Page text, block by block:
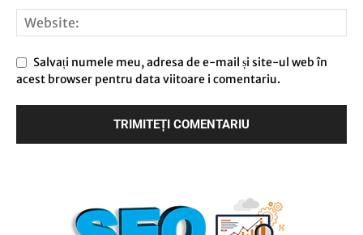
Salvați numele meu, adresa de e-mail și site-ul web în
acest browser pentru data viitoare i comentariu.